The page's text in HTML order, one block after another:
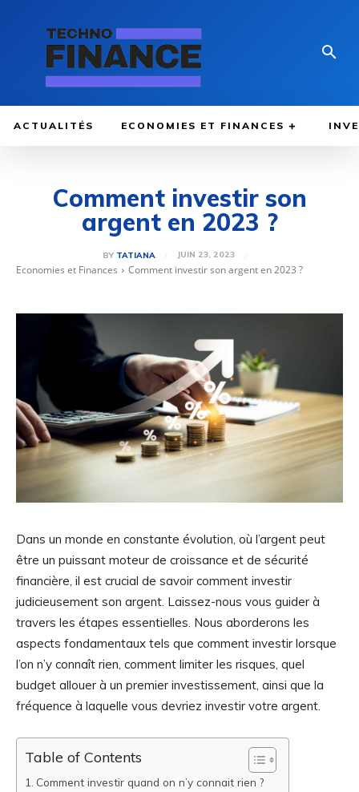
ACTUALITÉS ECONOMIES ET FINANCES
Comment investir son
argent en 2023 ?
BY TATIANA JUIN 23, 2023
Economies et Finances Comment investir son argent en 2023 ?
Dans un monde en constante évolution, où l’argent peut
être un puissant moteur de croissance et de sécurité
financière, il est crucial de savoir comment investir
judicieusement son argent. Laissez-nous vous guider à
travers les étapes essentielles. Nous aborderons les
aspects fondamentaux tels que comment investir lorsque
l’on n’y connaît rien, comment limiter les risques, quel
budget allouer à un premier investissement, ainsi que la
fréquence à laquelle vous devriez investir votre argent.
Table of Contents
Comment investir quand on n’y connait rien ?